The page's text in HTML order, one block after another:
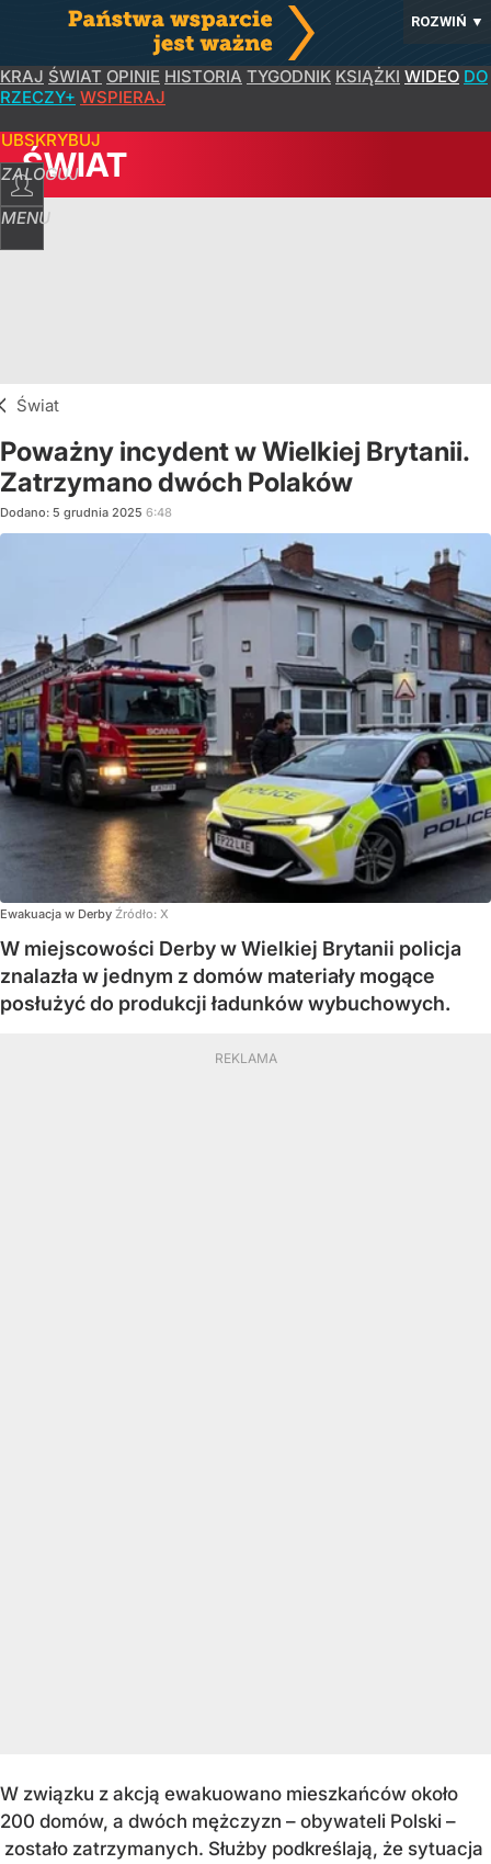
ROZWIŃ ▼
KRAJ ŚWIAT OPINIE HISTORIA TYGODNIK KSIĄŻKI WIDEO DO
RZECZY+ WSPIERAJ
ZALOGUJ
MENU
ŚWIAT
Świat
Poważny incydent w Wielkiej Brytanii.
Zatrzymano dwóch Polaków
Dodano: 5 grudnia 2025 6:48
Ewakuacja w Derby Źródło: X
W miejscowości Derby w Wielkiej Brytanii policja
znalazła w jednym z domów materiały mogące
posłużyć do produkcji ładunków wybuchowych.
W związku z akcją ewakuowano mieszkańców około
200 domów, a dwóch mężczyzn – obywateli Polski –
zostało zatrzymanych. Służby podkreślają, że sytuacja